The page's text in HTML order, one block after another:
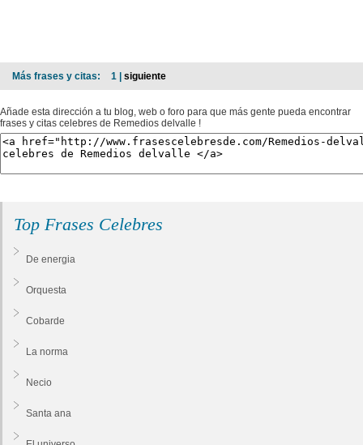
Más frases y citas: 1 | siguiente
Añade esta dirección a tu blog, web o foro para que más gente pueda encontrar
frases y citas celebres de Remedios delvalle !
Top Frases Celebres
De energia
Orquesta
Cobarde
La norma
Necio
Santa ana